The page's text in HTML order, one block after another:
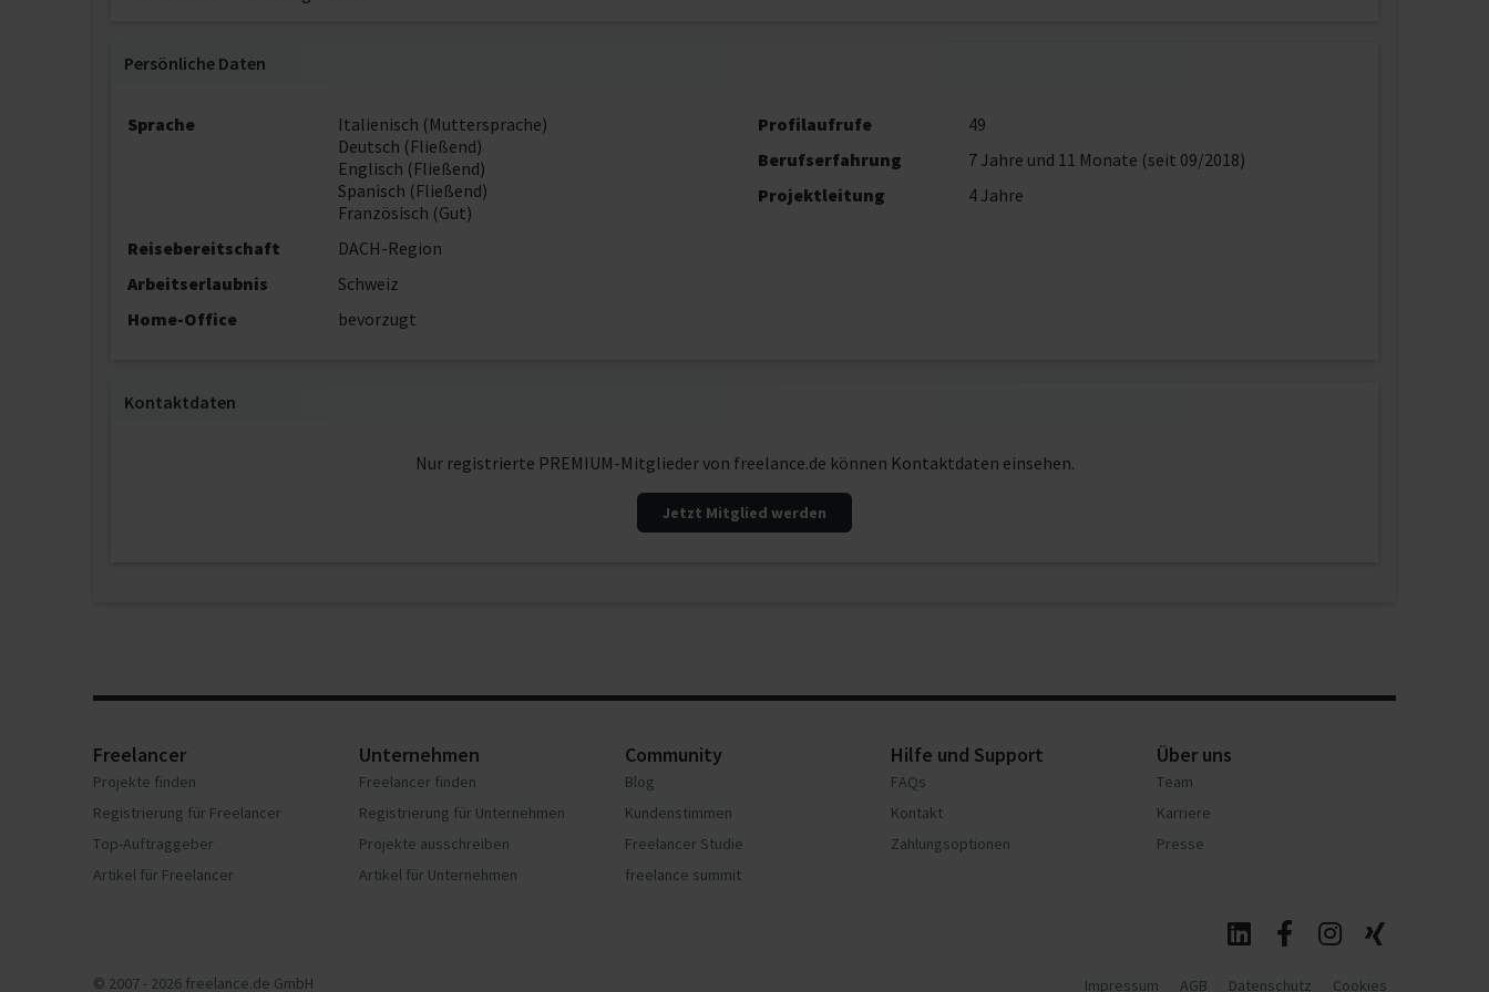
Persönliche Daten
Sprache
Italienisch (Muttersprache)
Deutsch (Fließend)
Englisch (Fließend)
Spanisch (Fließend)
Französisch (Gut)
Reisebereitschaft
DACH-Region
Arbeitserlaubnis
Schweiz
Home-Office
bevorzugt
Profilaufrufe
49
Berufserfahrung
7 Jahre und 11 Monate (seit 09/2018)
Projektleitung
4 Jahre
Kontaktdaten
Nur registrierte PREMIUM-Mitglieder von freelance.de können Kontaktdaten einsehen.
Jetzt Mitglied werden
Freelancer
Projekte finden
Registrierung für Freelancer
Top-Auftraggeber
Artikel für Freelancer
Unternehmen
Freelancer finden
Registrierung für Unternehmen
Projekte ausschreiben
Artikel für Unternehmen
Community
Blog
Kundenstimmen
Freelancer Studie
freelance summit
Hilfe und Support
FAQs
Kontakt
Zahlungsoptionen
Über uns
Team
Karriere
Presse
Impressum AGB Datenschutz Cookies
© 2007 - 2026 freelance.de GmbH